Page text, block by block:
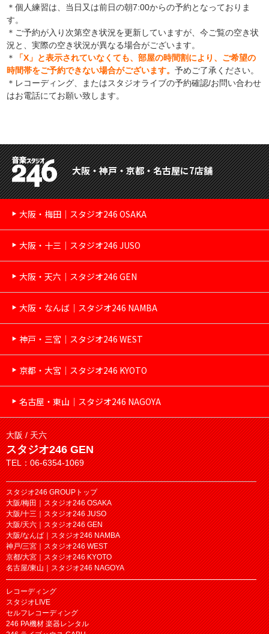
＊個人練習は、当日又は前日の朝7:00からの予約となっておりま
す。
＊ご予約が入り次第空き状況を更新していますが、今ご覧の空き状
況と、実際の空き状況が異なる場合がございます。
＊
「X」と表示されていなくても、部屋の時間割により、ご希望の
時間帯をご予約できない場合がございます。予めご了承ください。
＊レコーディング、またはスタジオライブの予約確認/お問い合わせ
はお電話にてお願い致します。
大阪・神戸・京都・名古屋に7店舗
大阪・梅田｜スタジオ246 OSAKA
大阪・十三｜スタジオ246 JUSO
大阪・天六｜スタジオ246 GEN
大阪・なんば｜スタジオ246 NAMBA
神戸・三宮｜スタジオ246 WEST
京都・大宮｜スタジオ246 KYOTO
名古屋・東山｜スタジオ246 NAGOYA
大阪 / 天六
スタジオ246 GEN
TEL：06-6354-1069
スタジオ246 GROUPトップ
大阪/梅田｜スタジオ246 OSAKA
大阪/十三｜スタジオ246 JUSO
大阪/天六｜スタジオ246 GEN
大阪/なんば｜スタジオ246 NAMBA
神戸/三宮｜スタジオ246 WEST
京都/大宮｜スタジオ246 KYOTO
名古屋/東山｜スタジオ246 NAGOYA
レコーディング
スタジオLIVE
セルフレコーディング
246 PA機材 楽器レンタル